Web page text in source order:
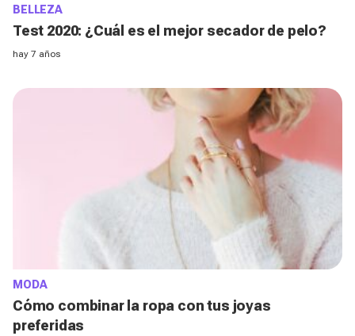
BELLEZA
Test 2020: ¿Cuál es el mejor secador de pelo?
hay 7 años
MODA
Cómo combinar la ropa con tus joyas
preferidas